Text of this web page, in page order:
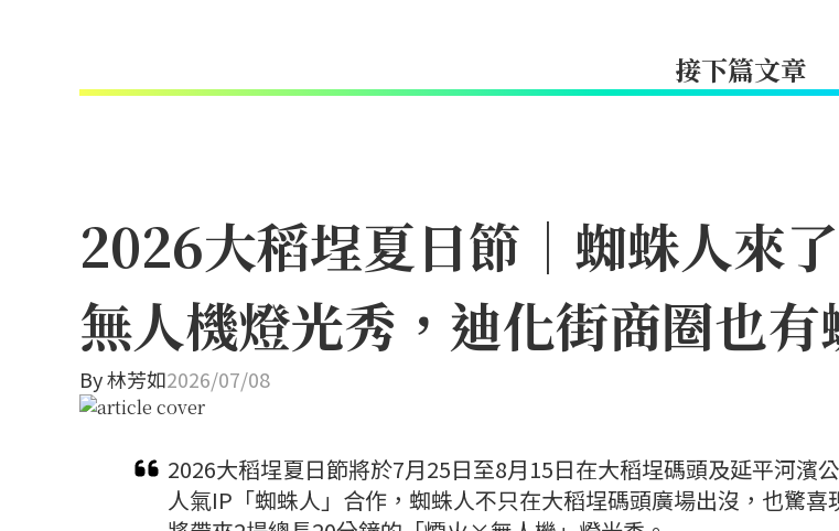
接下篇文章
2026大稻埕夏日節｜蜘蛛人來
無人機燈光秀，迪化街商圈也
By林芳如2026/07/08
2026大稻埕夏日節將於7月25日至8月15日在大稻埕碼頭及延平河濱
人氣IP「蜘蛛人」合作，蜘蛛人不只在大稻埕碼頭廣場出沒，也驚喜